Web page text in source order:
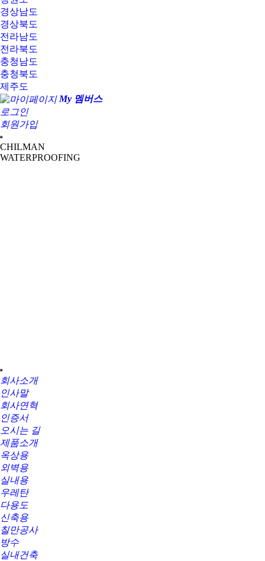
경상남도
경상북도
전라남도
전라북도
충청남도
충청북도
제주도
My 멤버스
로그인
회원가입
CHILMAN
WATERPROOFING
회사소개
인사말
회사연혁
인증서
오시는 길
제품소개
옥상용
외벽용
실내용
우레탄
다용도
신축용
칠만공사
방수
실내건축